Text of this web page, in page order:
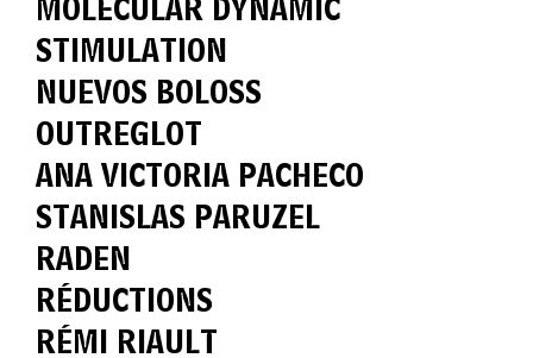
MOLECULAR DYNAMIC
STIMULATION
NUEVOS BOLOSS
OUTREGLOT
ANA VICTORIA PACHECO
STANISLAS PARUZEL
RADEN
RÉDUCTIONS
RÉMI RIAULT